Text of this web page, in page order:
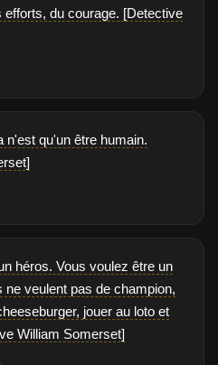
du courage. [Detective
n'est qu'un être humain.
héros. Vous voulez être un
veulent pas de champion,
jouer au loto et
William Somerset]